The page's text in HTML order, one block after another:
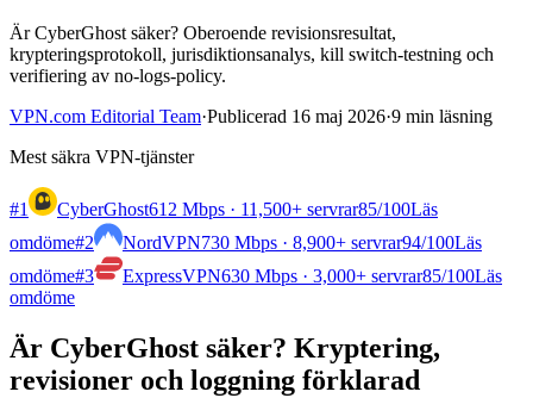
Är CyberGhost säker? Oberoende revisionsresultat,
krypteringsprotokoll, jurisdiktionsanalys, kill switch-testning och
verifiering av no-logs-policy.
VPN.com Editorial Team·Publicerad 16 maj 2026·9 min läsning
Mest säkra VPN-tjänster
#1 CyberGhost612 Mbps · 11,500+ servrar85/100Läs
omdöme#2 NordVPN730 Mbps · 8,900+ servrar94/100Läs
omdöme#3 ExpressVPN630 Mbps · 3,000+ servrar85/100Läs
omdöme
Är CyberGhost säker? Kryptering,
revisioner och loggning förklarad